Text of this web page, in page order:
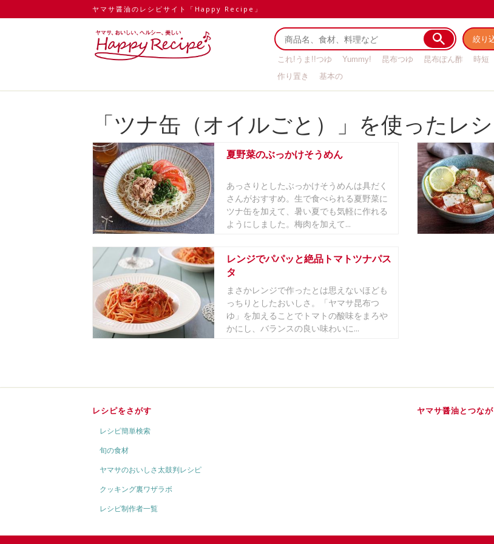
ヤマサ醤油のレシピサイト「Happy Recipe」
絞り
これ!うま!!つゆ Yummy! 昆布つゆ 昆布ぽん酢 時短
作り置き
基本の
「ツナ缶（オイルごと）」を使ったレ
夏野菜のぶっかけそうめん
あっさりとしたぶっかけそうめんは具だく
さんがおすすめ。生で食べられる夏野菜に
ツナ缶を加えて、暑い夏でも気軽に作れる
ようにしました。梅肉を加えて...
レンジでパパッと絶品トマトツナパス
タ
まさかレンジで作ったとは思えないほども
っちりとしたおいしさ。「ヤマサ昆布つ
ゆ」を加えることでトマトの酸味をまろや
かにし、バランスの良い味わいに...
レシピをさがす
レシピ簡単検索
旬の食材
ヤマサのおいしさ太鼓判レシピ
クッキング裏ワザラボ
レシピ制作者一覧
ヤマサ醤油とつな